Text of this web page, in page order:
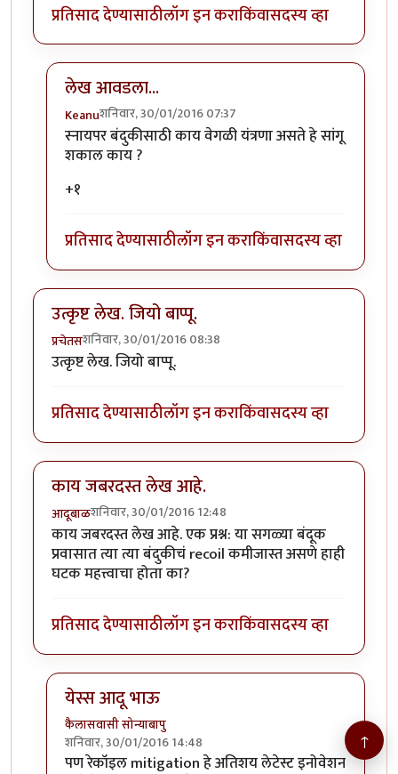
प्रतिसाद देण्यासाठीलॉग इन कराकिंवासदस्य व्हा
लेख आवडला...
Keanuशनिवार, 30/01/2016 07:37
In reply toमस्त माहितीbyJack_Bauer
स्नायपर बंदुकीसाठी काय वेगळी यंत्रणा असते हे सांगू
शकाल काय ?
+१
प्रतिसाद देण्यासाठीलॉग इन कराकिंवासदस्य व्हा
उत्कृष्ट लेख. जियो बाप्पू.
प्रचेतसशनिवार, 30/01/2016 08:38
उत्कृष्ट लेख. जियो बाप्पू.
प्रतिसाद देण्यासाठीलॉग इन कराकिंवासदस्य व्हा
काय जबरदस्त लेख आहे.
आदूबाळशनिवार, 30/01/2016 12:48
काय जबरदस्त लेख आहे. एक प्रश्न: या सगळ्या बंदूक
प्रवासात त्या त्या बंदुकीचं recoil कमीजास्त असणे हाही
घटक महत्त्वाचा होता का?
प्रतिसाद देण्यासाठीलॉग इन कराकिंवासदस्य व्हा
येस्स आदू भाऊ
कैलासवासी सोन्याबापु
शनिवार, 30/01/2016 14:48
In reply toकाय जबरदस्त लेख आहे.byआदूबाळ
पण रेकॉइल mitigation हे अतिशय लेटेस्ट इनोवेशन
↑